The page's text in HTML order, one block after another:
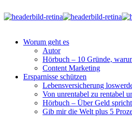
Worum geht es
Autor
Hörbuch – 10 Gründe,
Content Marketing
Ersparnisse schützen
Lebensversicherung
Von unrentabel zu rentabel
Hörbuch – Über Geld
Gib mir die Welt plus 5